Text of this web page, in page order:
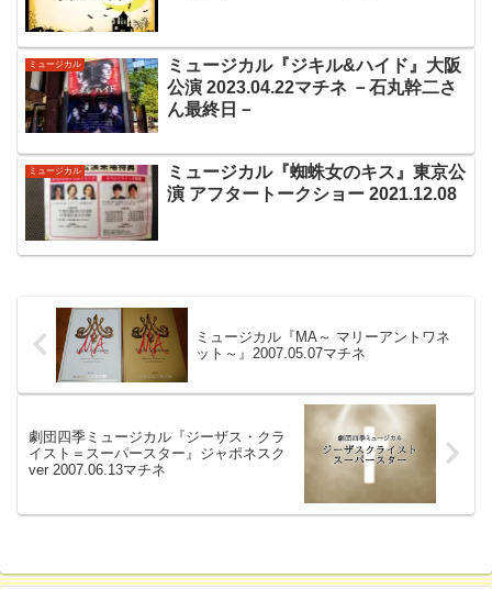
ミュージカル
ミュージカル『ジキル&ハイド』大阪
公演 2023.04.22マチネ －石丸幹二さ
ん最終日－
ミュージカル
ミュージカル『蜘蛛女のキス』東京公
演 アフタートークショー 2021.12.08
ミュージカル『MA～ マリーアントワネ
ット～』2007.05.07マチネ
劇団四季ミュージカル『ジーザス・クラ
イスト＝スーパースター』ジャポネスク
ver 2007.06.13マチネ